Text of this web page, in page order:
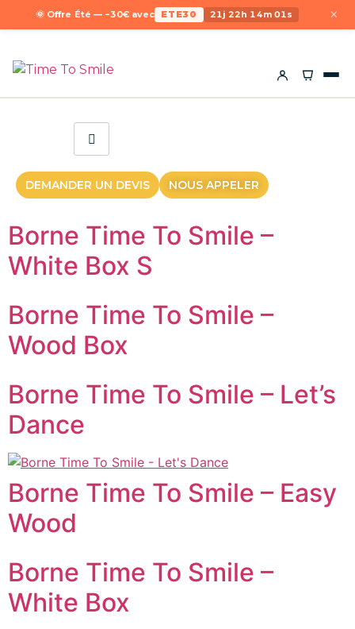
🌞 Offre Été — −30€ avec ETE30 21j 22h 14m 01s ×
DEMANDER UN DEVIS NOUS APPELER
Borne Time To Smile –
White Box S
Borne Time To Smile –
Wood Box
Borne Time To Smile – Let’s
Dance
Borne Time To Smile – Easy
Wood
Borne Time To Smile –
White Box